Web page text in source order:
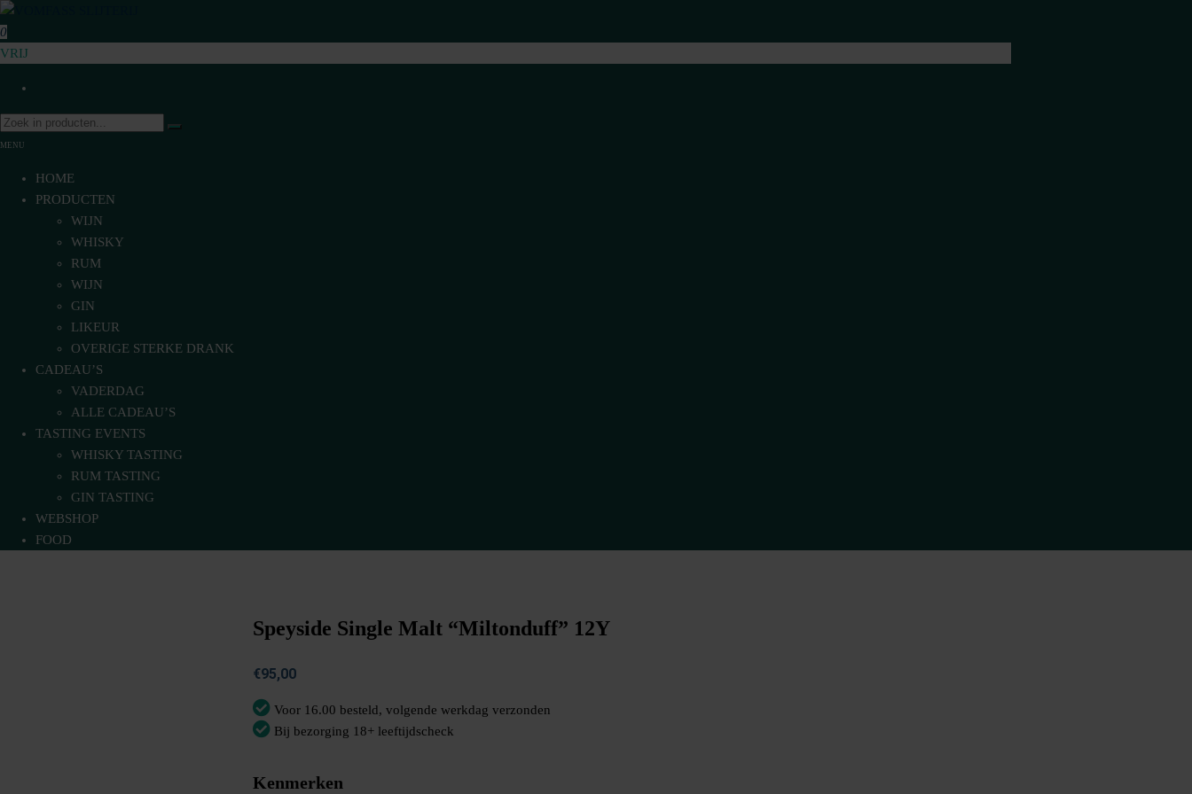
Ga
naar
de
VomFASS Slijterij
Van het vat getapt
0
VRIJ
MENU
HOME
PRODUCTEN
WIJN
WHISKY
RUM
WIJN
GIN
LIKEUR
OVERIGE STERKE DRANK
CADEAU’S
VADERDAG
ALLE CADEAU’S
TASTING EVENTS
WHISKY TASTING
RUM TASTING
GIN TASTING
WEBSHOP
FOOD
Speyside Single Malt “Miltonduff” 12Y
€95,00
Voor 16.00 besteld, volgende werkdag verzonden
Bij bezorging 18+ leeftijdscheck
Kenmerken